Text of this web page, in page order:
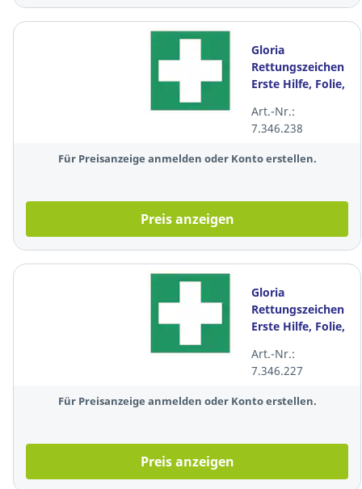
Gloria
Rettungszeichen
Erste Hilfe, Folie,
nachleuchtend
15 x 15cm,
gn/we
Art.-Nr.:
7.346.238
Für Preisanzeige anmelden oder Konto erstellen.
Preis anzeigen
Gloria
Rettungszeichen
Erste Hilfe, Folie,
grün/weiß
Art.-Nr.:
7.346.227
Für Preisanzeige anmelden oder Konto erstellen.
Preis anzeigen